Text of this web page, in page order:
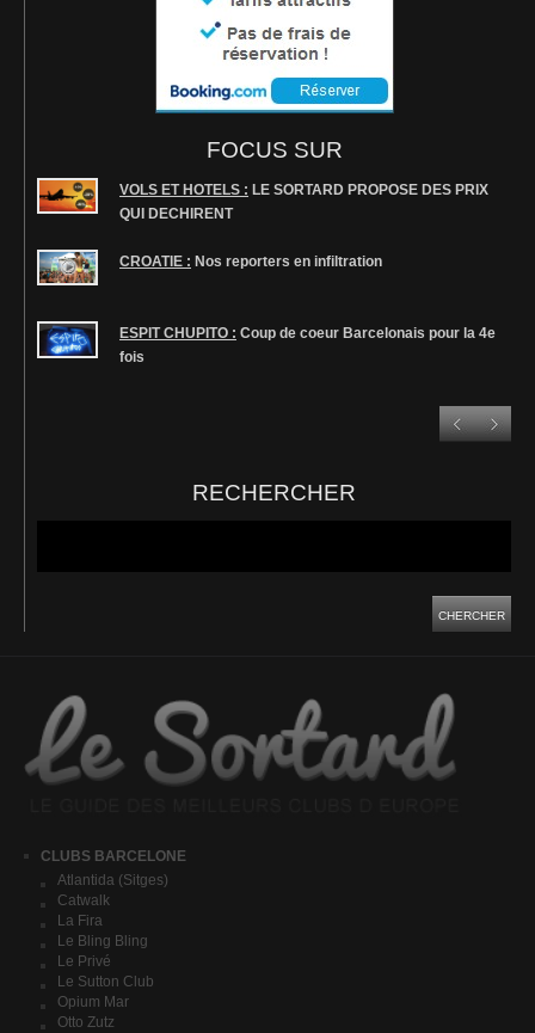
FOCUS SUR
VOLS ET HOTELS : LE SORTARD PROPOSE DES PRIX
QUI DECHIRENT
CROATIE : Nos reporters en infiltration
ESPIT CHUPITO : Coup de coeur Barcelonais pour la 4e
fois
RECHERCHER
CHERCHER
CLUBS BARCELONE
Atlantida (Sitges)
Catwalk
La Fira
Le Bling Bling
Le Privé
Le Sutton Club
Opium Mar
Otto Zutz